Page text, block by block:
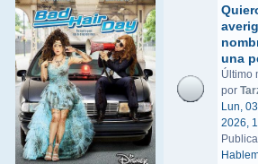
una
Último
por
Lun,
2026,